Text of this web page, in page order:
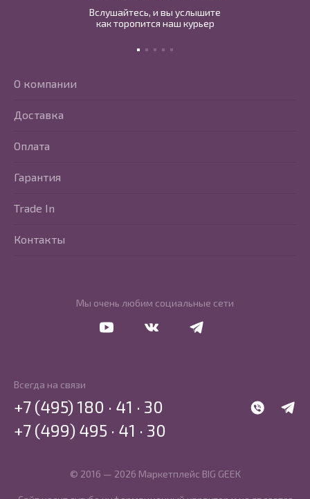
Вслушайтесь, и вы услышите
как торопится наш курьер
Мы очень любим социальные сети
Перейти в VkontakteПерейти в Telegram
О компании
Доставка
Оплата
Гарантия
Trade In
Контакты
Всегда на связи
WhatsApp
+7 (495) 180 · 41 · 30
+7 (499) 495 · 41 · 30
© 2016 — 2026 Маркетплейс BIG GEEK